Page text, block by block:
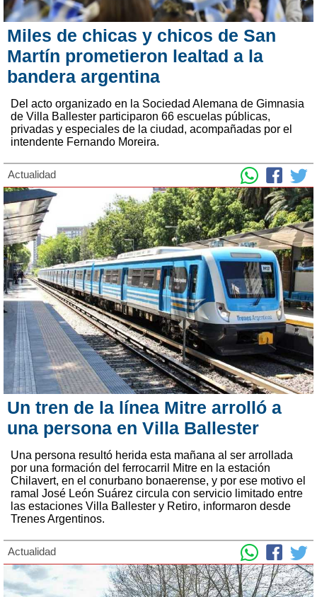
Miles de chicas y chicos de San
Martín prometieron lealtad a la
bandera argentina
Del acto organizado en la Sociedad Alemana de Gimnasia
de Villa Ballester participaron 66 escuelas públicas,
privadas y especiales de la ciudad, acompañadas por el
intendente Fernando Moreira.
Actualidad
Un tren de la línea Mitre arrolló a
una persona en Villa Ballester
Una persona resultó herida esta mañana al ser arrollada
por una formación del ferrocarril Mitre en la estación
Chilavert, en el conurbano bonaerense, y por ese motivo el
ramal José León Suárez circula con servicio limitado entre
las estaciones Villa Ballester y Retiro, informaron desde
Trenes Argentinos.
Actualidad